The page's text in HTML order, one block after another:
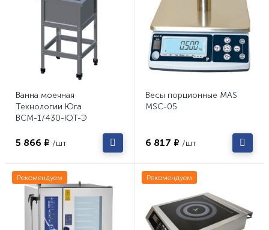
Ванна моечная
Технологии Юга
ВСМ-1/430-ЮТ-Э
5 866 ₽ /шт
Весы порционные MAS
MSC-05
6 817 ₽ /шт
Рекомендуем Рекомендуем